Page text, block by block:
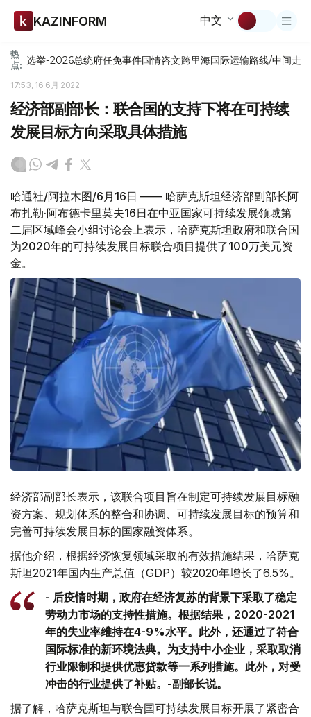
KAZINFORM 中文
热
点: 选举-2026总统府任免事件国情咨文跨里海国际运输路线/中间走廊
17:53, 16 6月 2022
经济部副部长：联合国的支持下将在可持续
发展目标方向采取具体措施
哈通社/阿拉木图/6月16日 —— 哈萨克斯坦经济部副部长阿
布扎勒·阿布德卡里莫夫16日在中亚国家可持续发展领域第
二届区域峰会小组讨论会上表示，哈萨克斯坦政府和联合国
为2020年的可持续发展目标联合项目提供了100万美元资
金。
经济部副部长表示，该联合项目旨在制定可持续发展目标融
资方案、规划体系的整合和协调、可持续发展目标的预算和
完善可持续发展目标的国家融资体系。
据他介绍，根据经济恢复领域采取的有效措施结果，哈萨克
斯坦2021年国内生产总值（GDP）较2020年增长了6.5%。
- 后疫情时期，政府在经济复苏的背景下采取了稳定
劳动力市场的支持性措施。根据结果，2020-2021
年的失业率维持在4-9%水平。此外，还通过了符合
国际标准的新环境法典。为支持中小企业，采取取消
行业限制和提供优惠贷款等一系列措施。此外，对受
冲击的行业提供了补贴。-副部长说。
据了解，哈萨克斯坦与联合国可持续发展目标开展了紧密合